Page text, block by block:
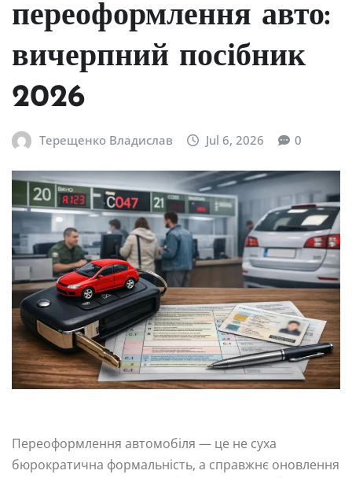
переоформлення авто:
вичерпний посібник
2026
Терещенко Владислав Jul 6, 2026 0
Переоформлення автомобіля — це не суха
бюрократична формальність, а справжнє оновлення